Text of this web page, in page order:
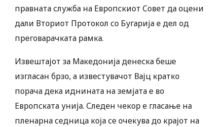
правната служба на Европскиот Совет да оцени
дали Вториот Протокол со Бугарија е дел од
преговарачката рамка.
Извештајот за Македонија денеска беше
изгласан брзо, а известувачот Вајц кратко
порача дека иднината на земјата е во
Европската унија. Следен чекор е гласање на
пленарна седница која се очекува до крајот на